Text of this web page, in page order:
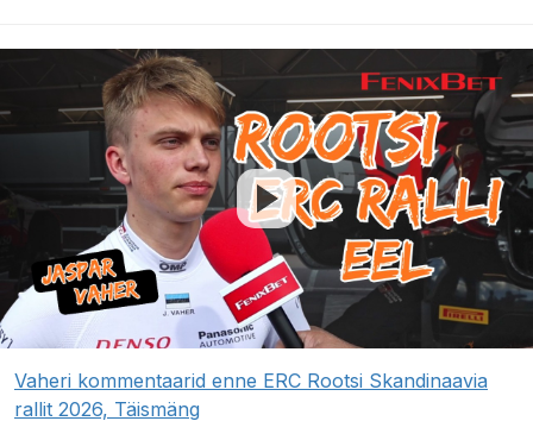
Vaheri kommentaarid enne ERC Rootsi Skandinaavia
rallit 2026, Täismäng